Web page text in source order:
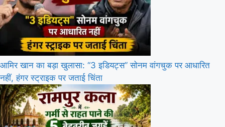
आमिर खान का बड़ा खुलासा: “3 इडियट्स” सोनम वांगचुक पर आधारित
नहीं, हंगर स्ट्राइक पर जताई चिंता